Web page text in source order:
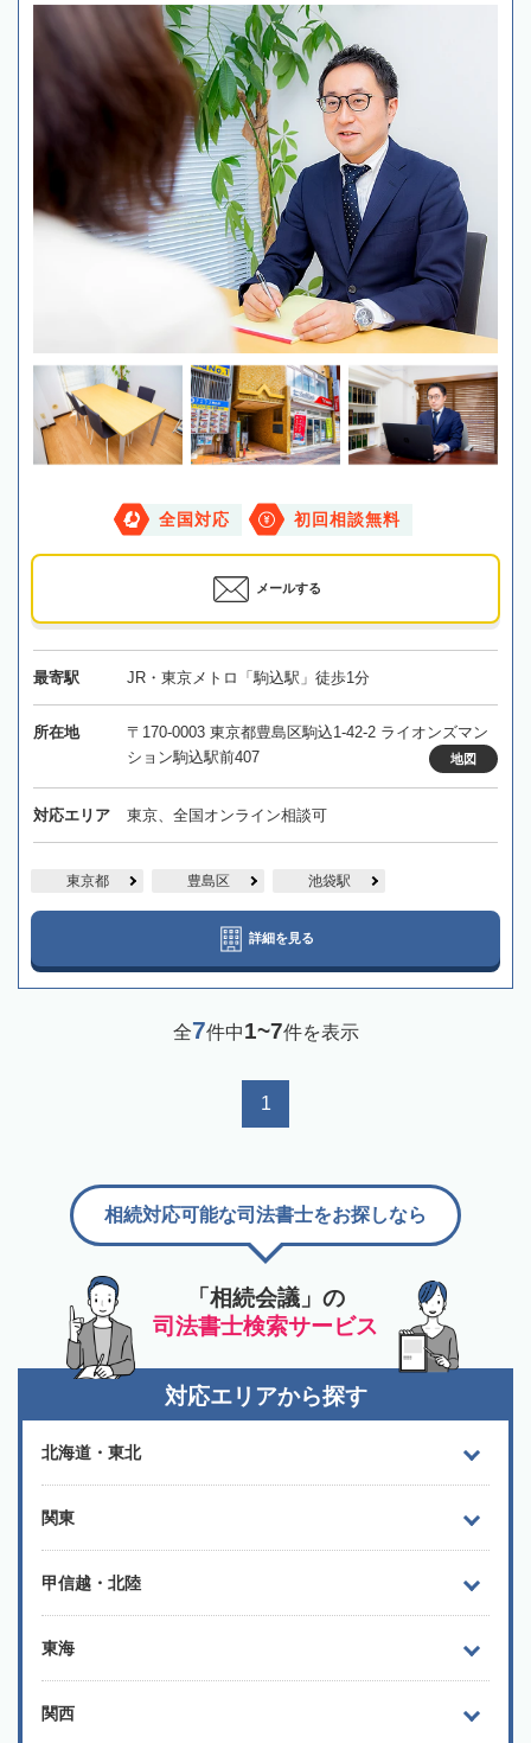
全国対応 初回相談無料
メールする
最寄駅 JR・東京メトロ「駒込駅」徒歩1分
所在地
〒170-0003 東京都豊島区駒込1-42-2 ライオンズマン
ション駒込駅前407
地図
対応エリア 東京、全国オンライン相談可
東京都 豊島区 池袋駅
詳細を見る
全7件中1~7件を表示
1
「相続会議」の
司法書士検索サービス
相続対応可能な司法書士をお探しなら
対応エリアから探す
北海道・東北
関東
甲信越・北陸
東海
関西